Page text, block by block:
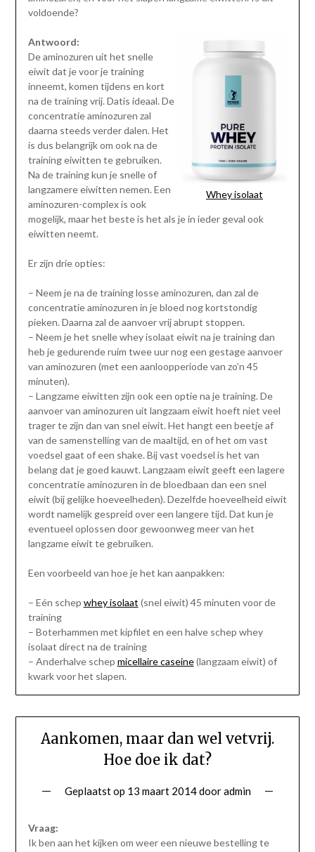
voldoende?
Whey isolaat
Antwoord:
De aminozuren uit het snelle
eiwit dat je voor je training
inneemt, komen tijdens en kort
na de training vrij. Datis ideaal. De
concentratie aminozuren zal
daarna steeds verder dalen. Het
is dus belangrijk om ook na de
training eiwitten te gebruiken.
Na de training kun je snelle of
langzamere eiwitten nemen. Een
aminozuren-complex is ook
mogelijk, maar het beste is het als je in ieder geval ook
eiwitten neemt.
Er zijn drie opties:
– Neem je na de training losse aminozuren, dan zal de
concentratie aminozuren in je bloed nog kortstondig
pieken. Daarna zal de aanvoer vrij abrupt stoppen.
– Neem je het snelle whey isolaat eiwit na je training dan
heb je gedurende ruim twee uur nog een gestage aanvoer
van aminozuren (met een aanloopperiode van zo’n 45
minuten).
– Langzame eiwitten zijn ook een optie na je training. De
aanvoer van aminozuren uit langzaam eiwit hoeft niet veel
trager te zijn dan van snel eiwit. Het hangt een beetje af
van de samenstelling van de maaltijd, en of het om vast
voedsel gaat of een shake. Bij vast voedsel is het van
belang dat je goed kauwt. Langzaam eiwit geeft een lagere
concentratie aminozuren in de bloedbaan dan een snel
eiwit (bij gelijke hoeveelheden). Dezelfde hoeveelheid eiwit
wordt namelijk gespreid over een langere tijd. Dat kun je
eventueel oplossen door gewoonweg meer van het
langzame eiwit te gebruiken.
Een voorbeeld van hoe je het kan aanpakken:
– Eén schep whey isolaat (snel eiwit) 45 minuten voor de
training
– Boterhammen met kipfilet en een halve schep whey
isolaat direct na de training
– Anderhalve schep micellaire caseine(langzaam eiwit) of
kwark voor het slapen.
Aankomen, maar dan wel vetvrij.
Hoe doe ik dat?
Geplaatst op 13 maart 2014dooradmin
Vraag:
Ik ben aan het kijken om weer een nieuwe bestelling te